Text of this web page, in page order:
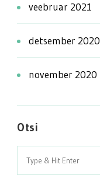
veebruar 2021
detsember 2020
november 2020
Otsi
Search
for: